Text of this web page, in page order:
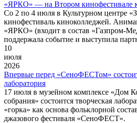
«ЯРКО» — на Втором кинофестивале
Со 2 по 4 июля в Культурном центре
кинофестиваль киноколледжей.
«ЯРКО» (входит в состав «Газпром-
поддержала событие и выступила
10
июля
2026
Впервые перед «СеноФЕСТом»
лаборатория
17 июля в музейном комплексе «Дом
собрания» состоится творческая
«горка» как основа фольклорной
джазового фестиваля «СеноФЕСТ».